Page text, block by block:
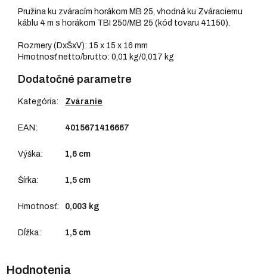
Pružina ku zváracím horákom MB 25, vhodná ku Zváraciemu
káblu 4 m s horákom TBI 250/MB 25 (kód tovaru 41150).
Rozmery (DxŠxV): 15 x 15 x 16 mm
Hmotnosť netto/brutto: 0,01 kg/0,017 kg
Dodatočné parametre
Kategória: Zváranie
EAN : 4015671416667
Výška: 1,6 cm
Šírka: 1,5 cm
Hmotnosť: 0,003 kg
Dĺžka: 1,5 cm